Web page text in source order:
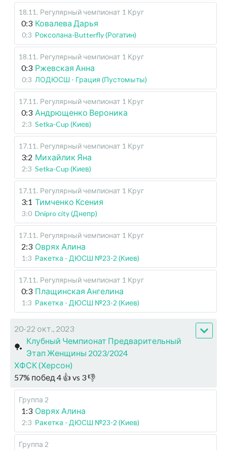
18.11 . Регулярный чемпионат 1 Круг
0:3 Ковалева Дарья
0:3 Роксолана-Butterfly (Рогатин)
18.11 . Регулярный чемпионат 1 Круг
0:3 Ржевская Анна
0:3 ЛОДЮСШ - Грация (Пустомыты)
17.11 . Регулярный чемпионат 1 Круг
0:3 Андрющенко Вероника
2:3 Setka-Cup (Киев)
17.11 . Регулярный чемпионат 1 Круг
3:2 Михайлик Яна
2:3 Setka-Cup (Киев)
17.11 . Регулярный чемпионат 1 Круг
3:1 Тимченко Ксения
3:0 Dnipro city (Днепр)
17.11 . Регулярный чемпионат 1 Круг
2:3 Оврях Алина
1:3 Ракетка - ДЮСШ №23-2 (Киев)
17.11 . Регулярный чемпионат 1 Круг
0:3 Плащинская Ангелина
1:3 Ракетка - ДЮСШ №23-2 (Киев)
20-22 окт., 2023
🏓
Клубный Чемпионат Предварительный
Этап Женщины 2023/2024
ХФСК (Херсон)
57% побед 4 👍 vs 3👎
Группа 2
1:3 Оврях Алина
2:3 Ракетка - ДЮСШ №23-2 (Киев)
Группа 2